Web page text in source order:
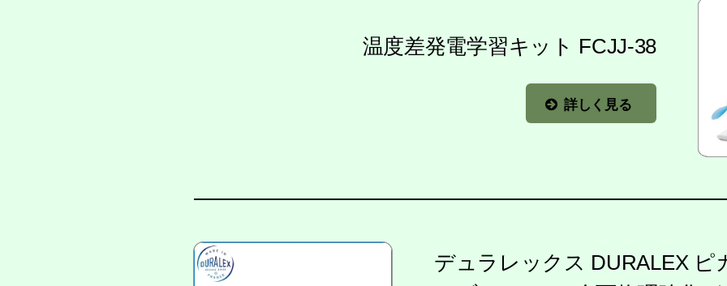
温度差発電学習キット FCJJ-38
詳しく見る
デュラレックス DURALEX ピ